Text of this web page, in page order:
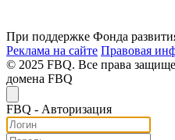
При поддержке Фонда
Реклама на сайте Правовая
© 2025 FBQ. Все права
домена FBQ
FBQ - Авторизация